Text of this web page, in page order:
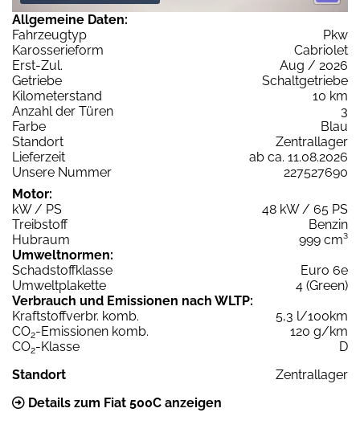
Allgemeine Daten:
Fahrzeugtyp
Pkw
Karosserieform
Cabriolet
Erst-Zul.
Aug / 2026
Getriebe
Schaltgetriebe
Kilometerstand
10 km
Anzahl der Türen
3
Farbe
Blau
Standort
Zentrallager
Lieferzeit
ab ca. 11.08.2026
Unsere Nummer
227527690
Motor:
kW / PS
48 kW / 65 PS
Treibstoff
Benzin
Hubraum
999 cm³
Umweltnormen:
Schadstoffklasse
Euro 6e
Umweltplakette
4 (Green)
Verbrauch und Emissionen nach WLTP:
Kraftstoffverbr. komb.
5,3 l/100km
CO2-Emissionen komb.
120 g/km
CO2-Klasse
D
Standort
Zentrallager
Details zum Fiat 500C anzeigen